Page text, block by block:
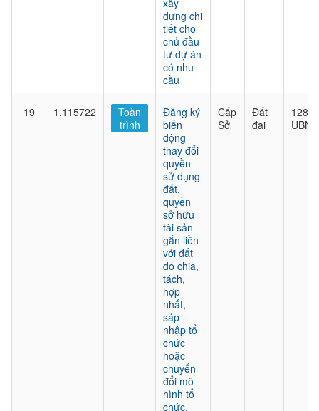
xây
dựng chi
tiết cho
chủ đầu
tư dự án
có nhu
cầu
19 1.115722
Toàn
trình
Đăng ký
biến
động
thay đổi
quyền
sử dụng
đất,
quyền
sở hữu
tài sản
gắn liền
với đất
do chia,
tách,
hợp
nhất,
sáp
nhập tổ
chức
hoặc
chuyển
đổi mô
hình tổ
chức,
Cấp
Sở
Đất
đai
UBND